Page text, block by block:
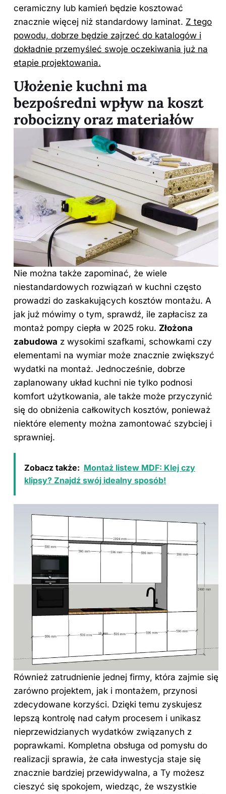
ceramiczny lub kamień będzie kosztować
znacznie więcej niż standardowy laminat. Z tego
powodu, dobrze będzie zajrzeć do katalogów i
dokładnie przemyśleć swoje oczekiwania już na
etapie projektowania.
Ułożenie kuchni ma
bezpośredni wpływ na koszt
robocizny oraz materiałów
Nie można także zapominać, że wiele
niestandardowych rozwiązań w kuchni często
prowadzi do zaskakujących kosztów montażu. A
jak już mówimy o tym, sprawdź, ile zapłacisz za
montaż pompy ciepła w 2025 roku. Złożona
zabudowa z wysokimi szafkami, schowkami czy
elementami na wymiar może znacznie zwiększyć
wydatki na montaż. Jednocześnie, dobrze
zaplanowany układ kuchni nie tylko podnosi
komfort użytkowania, ale także może przyczynić
się do obniżenia całkowitych kosztów, ponieważ
niektóre elementy można zamontować szybciej i
sprawniej.
Zobacz także: Montaż listew MDF: Klej czy
klipsy? Znajdź swój idealny sposób!
Również zatrudnienie jednej firmy, która zajmie się
zarówno projektem, jak i montażem, przynosi
zdecydowane korzyści. Dzięki temu zyskujesz
lepszą kontrolę nad całym procesem i unikasz
nieprzewidzianych wydatków związanych z
poprawkami. Kompletna obsługa od pomysłu do
realizacji sprawia, że cała inwestycja staje się
znacznie bardziej przewidywalna, a Ty możesz
cieszyć się spokojem, wiedząc, że wszystkie